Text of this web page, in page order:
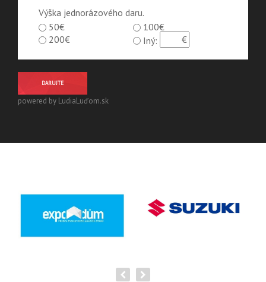
Výška jednorázového daru.
50€
100€
200€
Iný:
DARUJTE
powered by LudiaLuďom.sk